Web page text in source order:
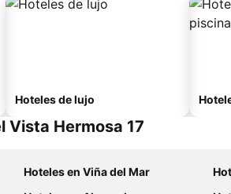
Hoteles de lujo
Vista Hermosa 17
Hoteles en Viña del Mar